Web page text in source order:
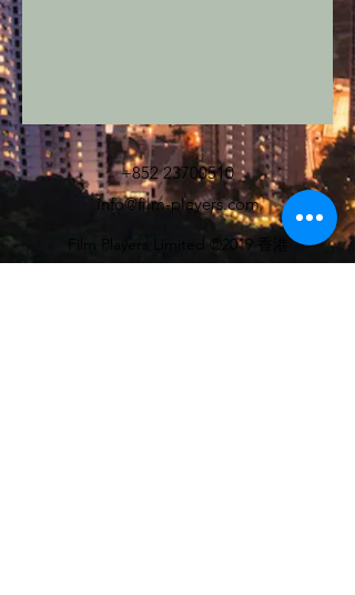
+852 23700510
info@film-players.com
Film Players Limited ©2019 香港